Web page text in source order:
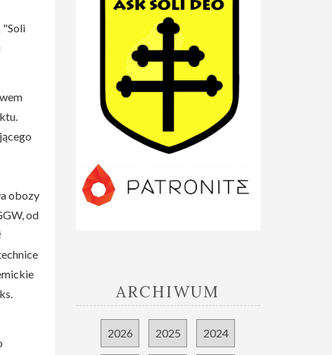
"Soli
obozy
od
ARCHIWUM
2026 2025 2024